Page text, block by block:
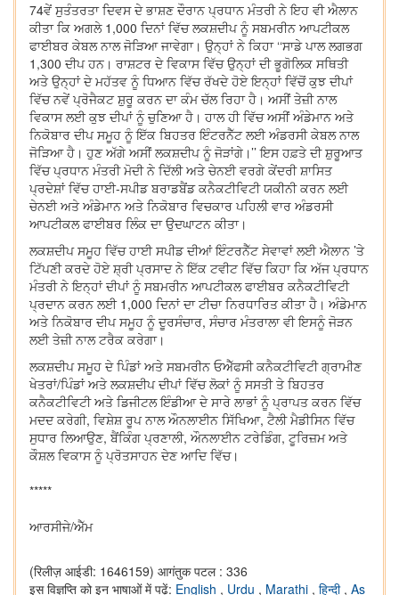
74ਵੇਂ ਸੁਤੰਤਰਤਾ ਦਿਵਸ ਦੇ ਭਾਸ਼ਣ ਦੌਰਾਨ ਪ੍ਰਧਾਨ ਮੰਤਰੀ ਨੇ ਇਹ ਵੀ ਐਲਾਨ
ਕੀਤਾ ਕਿ ਅਗਲੇ 1,000 ਦਿਨਾਂ ਵਿੱਚ ਲਕਸ਼ਦੀਪ ਨੂੰ ਸਬਮਰੀਨ ਆਪਟੀਕਲ
ਫਾਈਬਰ ਕੇਬਲ ਨਾਲ ਜੋੜਿਆ ਜਾਵੇਗਾ। ਉਨ੍ਹਾਂ ਨੇ ਕਿਹਾ ‘‘ਸਾਡੇ ਪਾਲ ਲਗਭਗ
1,300 ਦੀਪ ਹਨ। ਰਾਸ਼ਟਰ ਦੇ ਵਿਕਾਸ ਵਿੱਚ ਉਨ੍ਹਾਂ ਦੀ ਭੂਗੋਲਿਕ ਸਥਿਤੀ
ਅਤੇ ਉਨ੍ਹਾਂ ਦੇ ਮਹੱਤਵ ਨੂੰ ਧਿਆਨ ਵਿੱਚ ਰੱਖਦੇ ਹੋਏ ਇਨ੍ਹਾਂ ਵਿੱਚੋਂ ਕੁਝ ਦੀਪਾਂ
ਵਿੱਚ ਨਵੇਂ ਪ੍ਰੋਜੈਕਟ ਸ਼ੁਰੂ ਕਰਨ ਦਾ ਕੰਮ ਚੱਲ ਰਿਹਾ ਹੈ। ਅਸੀਂ ਤੇਜ਼ੀ ਨਾਲ
ਵਿਕਾਸ ਲਈ ਕੁਝ ਦੀਪਾਂ ਨੂੰ ਚੁਣਿਆ ਹੈ। ਹਾਲ ਹੀ ਵਿੱਚ ਅਸੀਂ ਅੰਡੇਮਾਨ ਅਤੇ
ਨਿਕੋਬਾਰ ਦੀਪ ਸਮੂਹ ਨੂੰ ਇੱਕ ਬਿਹਤਰ ਇੰਟਰਨੈੱਟ ਲਈ ਅੰਡਰਸੀ ਕੇਬਲ ਨਾਲ
ਜੋੜਿਆ ਹੈ। ਹੁਣ ਅੱਗੇ ਅਸੀਂ ਲਕਸ਼ਦੀਪ ਨੂੰ ਜੋੜਾਂਗੇ।’’ ਇਸ ਹਫ਼ਤੇ ਦੀ ਸ਼ੁਰੂਆਤ
ਵਿੱਚ ਪ੍ਰਧਾਨ ਮੰਤਰੀ ਮੋਦੀ ਨੇ ਦਿੱਲੀ ਅਤੇ ਚੇਨਈ ਵਰਗੇ ਕੇਂਦਰੀ ਸ਼ਾਸਿਤ
ਪ੍ਰਦੇਸ਼ਾਂ ਵਿੱਚ ਹਾਈ-ਸਪੀਡ ਬਰਾਡਬੈਂਡ ਕਨੈਕਟੀਵਿਟੀ ਯਕੀਨੀ ਕਰਨ ਲਈ
ਚੇਨਈ ਅਤੇ ਅੰਡੇਮਾਨ ਅਤੇ ਨਿਕੋਬਾਰ ਵਿਚਕਾਰ ਪਹਿਲੀ ਵਾਰ ਅੰਡਰਸੀ
ਆਪਟੀਕਲ ਫਾਈਬਰ ਲਿੰਕ ਦਾ ਉਦਘਾਟਨ ਕੀਤਾ।
ਲਕਸ਼ਦੀਪ ਸਮੂਹ ਵਿੱਚ ਹਾਈ ਸਪੀਡ ਦੀਆਂ ਇੰਟਰਨੈੱਟ ਸੇਵਾਵਾਂ ਲਈ ਐਲਾਨ ’ਤੇ
ਟਿੱਪਣੀ ਕਰਦੇ ਹੋਏ ਸ਼੍ਰੀ ਪ੍ਰਸਾਦ ਨੇ ਇੱਕ ਟਵੀਟ ਵਿੱਚ ਕਿਹਾ ਕਿ ਅੱਜ ਪ੍ਰਧਾਨ
ਮੰਤਰੀ ਨੇ ਇਨ੍ਹਾਂ ਦੀਪਾਂ ਨੂੰ ਸਬਮਰੀਨ ਆਪਟੀਕਲ ਫਾਈਬਰ ਕਨੈਕਟੀਵਿਟੀ
ਪ੍ਰਦਾਨ ਕਰਨ ਲਈ 1,000 ਦਿਨਾਂ ਦਾ ਟੀਚਾ ਨਿਰਧਾਰਿਤ ਕੀਤਾ ਹੈ। ਅੰਡੇਮਾਨ
ਅਤੇ ਨਿਕੋਬਾਰ ਦੀਪ ਸਮੂਹ ਨੂੰ ਦੂਰਸੰਚਾਰ, ਸੰਚਾਰ ਮੰਤਰਾਲਾ ਵੀ ਇਸਨੂੰ ਜੋੜਨ
ਲਈ ਤੇਜ਼ੀ ਨਾਲ ਟਰੈਕ ਕਰੇਗਾ।
ਲਕਸ਼ਦੀਪ ਸਮੂਹ ਦੇ ਪਿੰਡਾਂ ਅਤੇ ਸਬਮਰੀਨ ਓਐੱਫਸੀ ਕਨੈਕਟੀਵਿਟੀ ਗ੍ਰਾਮੀਣ
ਖੇਤਰਾਂ/ਪਿੰਡਾਂ ਅਤੇ ਲਕਸ਼ਦੀਪ ਦੀਪਾਂ ਵਿੱਚ ਲੋਕਾਂ ਨੂੰ ਸਸਤੀ ਤੇ ਬਿਹਤਰ
ਕਨੈਕਟੀਵਿਟੀ ਅਤੇ ਡਿਜੀਟਲ ਇੰਡੀਆ ਦੇ ਸਾਰੇ ਲਾਭਾਂ ਨੂੰ ਪ੍ਰਾਪਤ ਕਰਨ ਵਿੱਚ
ਮਦਦ ਕਰੇਗੀ, ਵਿਸ਼ੇਸ਼ ਰੂਪ ਨਾਲ ਔਨਲਾਈਨ ਸਿੱਖਿਆ, ਟੈਲੀ ਮੈਡੀਸਿਨ ਵਿੱਚ
ਸੁਧਾਰ ਲਿਆਉਣ, ਬੈਂਕਿੰਗ ਪ੍ਰਣਾਲੀ, ਔਨਲਾਈਨ ਟਰੇਡਿੰਗ, ਟੂਰਿਜ਼ਮ ਅਤੇ
ਕੌਸ਼ਲ ਵਿਕਾਸ ਨੂੰ ਪ੍ਰੋਤਸਾਹਨ ਦੇਣ ਆਦਿ ਵਿੱਚ।
*****
ਆਰਸੀਜੇ/ਐੱਮ
(रिलीज़ आईडी: 1646159) आगंतुक पटल : 336
इस विज्ञप्ति को इन भाषाओं में पढ़ें: English , Urdu , Marathi , हिन्दी , As